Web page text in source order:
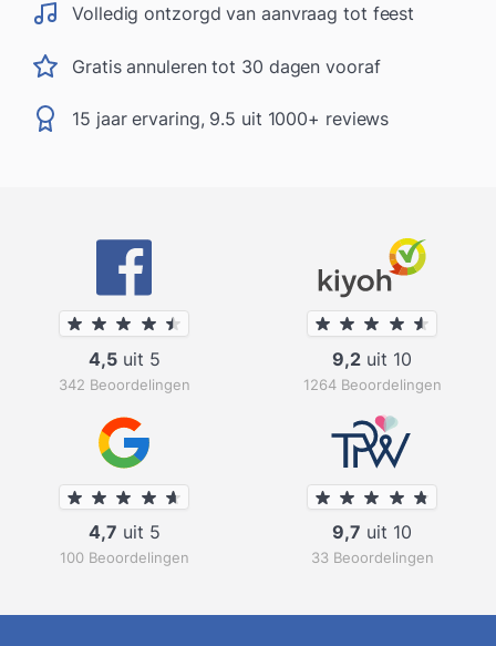
Volledig ontzorgd van aanvraag tot feest
Gratis annuleren tot 30 dagen vooraf
15 jaar ervaring, 9.5 uit 1000+ reviews
4,5uit 5
342 Beoordelingen
9,2 uit 10
1264 Beoordelingen
4,7 uit 5
100 Beoordelingen
9,7 uit 10
33 Beoordelingen